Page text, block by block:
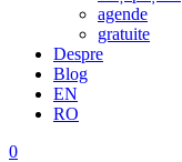
agende
gratuite
Despre
Blog
EN
RO
0